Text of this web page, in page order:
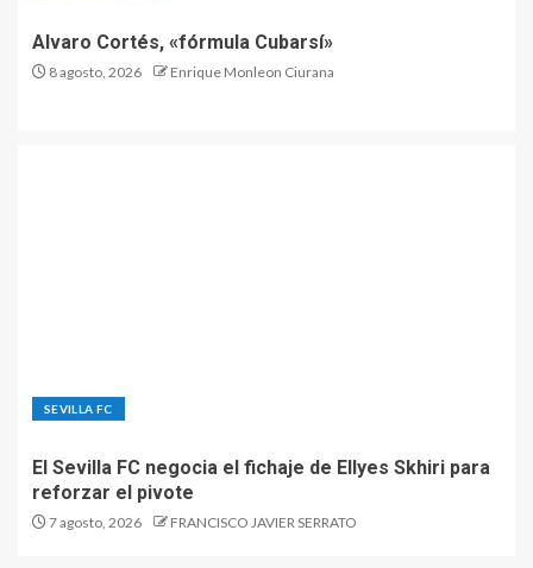
Alvaro Cortés, «fórmula Cubarsí»
8 agosto, 2026 Enrique Monleon Ciurana
SEVILLA FC
El Sevilla FC negocia el fichaje de Ellyes Skhiri para
reforzar el pivote
7 agosto, 2026 FRANCISCO JAVIER SERRATO